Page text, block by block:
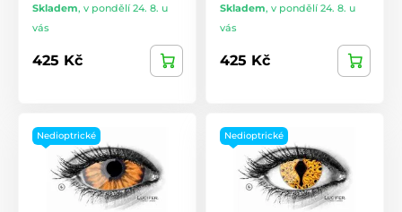
Skladem, v pondělí 24. 8. u
vás
425 Kč
Skladem, v pondělí 24. 8. u
vás
425 Kč
Nedioptrické Nedioptrické